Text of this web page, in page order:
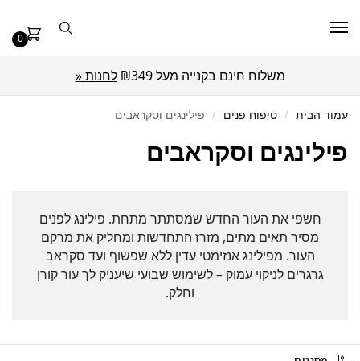
0
משלוח חינם בקנייה מעל ₪349 לחנות «
עמוד הבית / טיפוח פנים / פילינגים וסקראבים
פילינגים וסקראבים
חשפי את העור החדש שמסתתר מתחת. פילינג לפנים
מסיר תאים מתים, מזרז התחדשות ומחליק את מרקם
העור. מפילינג אנזימטי עדין ללא שפשוף ועד סקראב
גרגרים לניקוי עמוק – לשימוש שבועי שיעניק לך עור קורן
וחלק.